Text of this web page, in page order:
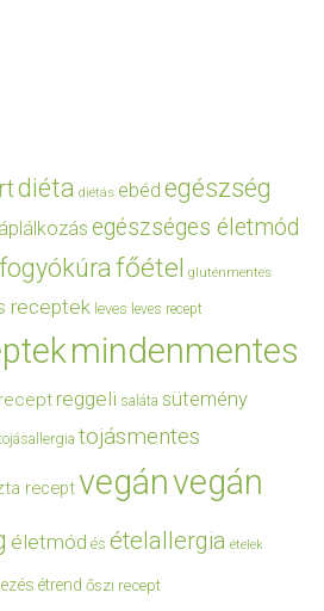
diéta diétás ebéd egészség
egészséges életmód
fogyókúrafőétel gluténmentes
receptek leves leves recept
mindenmentes
recept reggeli saláta sütemény
tojásmentes
receptvegánvegán
életmód és ételallergia ételek
étrend őszi recept